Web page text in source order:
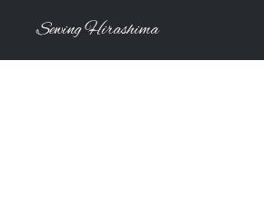
Sewing Hirashima